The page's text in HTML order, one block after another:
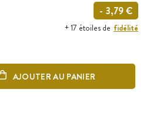
- 3,79 €
+ 17 étoiles de fidélité
AJOUTER AU PANIER